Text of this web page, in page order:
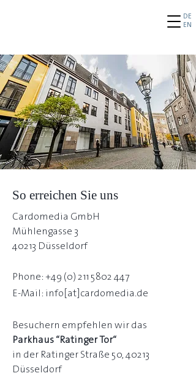
DE
EN
So erreichen Sie uns
Cardomedia GmbH
Mühlengasse 3
40213 Düsseldorf
Phone:+49 (0) 211 5802 447
E-Mail: info[at]cardomedia.de
Besuchern empfehlen wir das
Parkhaus “Ratinger Tor“
in der Ratinger Straße 50, 40213
Düsseldorf